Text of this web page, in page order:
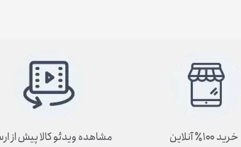
خرید ۱۰۰٪ آنلاین مشاهده ویدئو کالا پیش از